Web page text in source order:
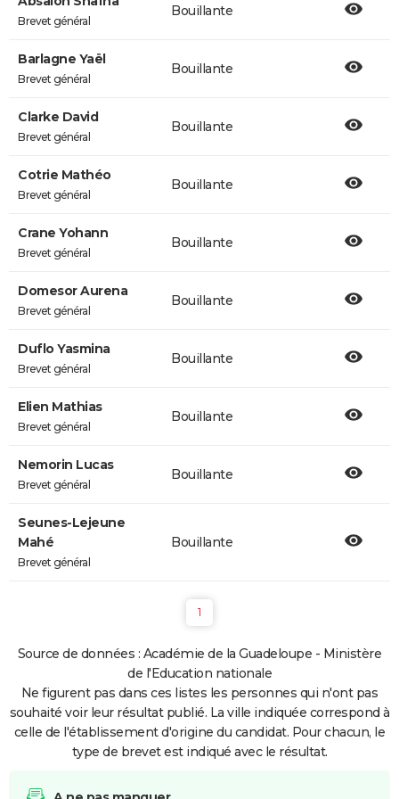
Brevet général
Bouillante
Barlagne Yaël
Brevet général
Bouillante
Clarke David
Brevet général
Bouillante
Cotrie Mathéo
Brevet général
Bouillante
Crane Yohann
Brevet général
Bouillante
Domesor Aurena
Brevet général
Bouillante
Duflo Yasmina
Brevet général
Bouillante
Elien Mathias
Brevet général
Bouillante
Nemorin Lucas
Brevet général
Bouillante
Seunes-Lejeune
Mahé
Brevet général
Bouillante
1
Source de données : Académie de la Guadeloupe - Ministère
de l'Education nationale
Ne figurent pas dans ces listes les personnes qui n'ont pas
souhaité voir leur résultat publié. La ville indiquée correspond à
celle de l'établissement d'origine du candidat. Pour chacun, le
type de brevet est indiqué avec le résultat.